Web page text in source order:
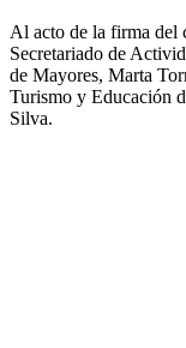
Al acto de la firma del
Secretariado de
de Mayores, Marta
Turismo y Educación
Silva.